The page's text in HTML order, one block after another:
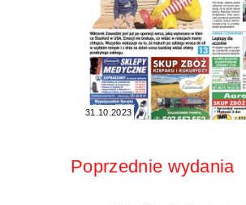
31.10.2023
Poprzednie wydania